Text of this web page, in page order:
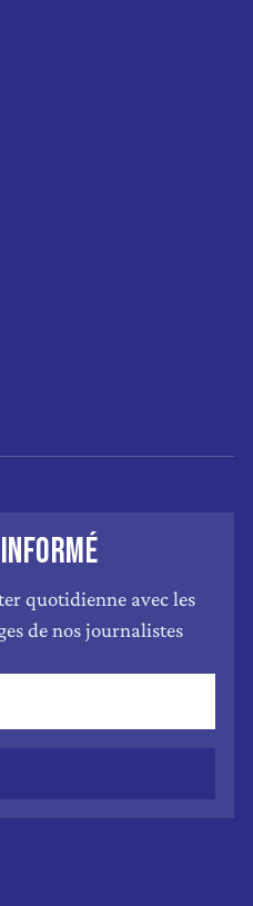
quotidienne avec les
de nos journalistes